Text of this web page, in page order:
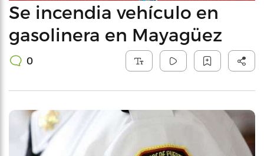
Se incendia vehículo en
gasolinera en Mayagüez
0